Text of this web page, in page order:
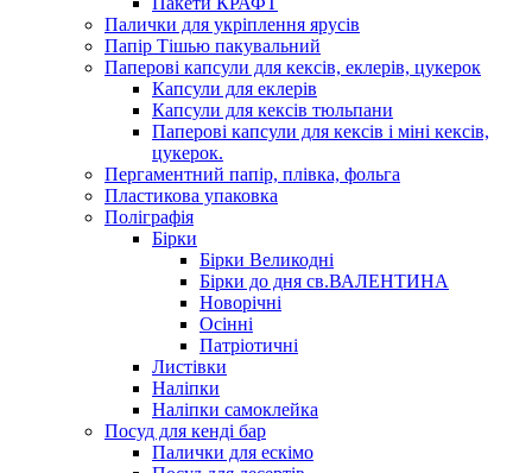
Палички для укріплення ярусів
Папір Тішью пакувальний
Паперові капсули для кексів, еклерів, цукерок
Капсули для еклерів
Капсули для кексів тюльпани
Паперові капсули для кексів і міні кексів,
цукерок.
Пергаментний папір, плівка, фольга
Пластикова упаковка
Поліграфія
Бірки
Бірки Великодні
Бірки до дня св.ВАЛЕНТИНА
Новорічні
Осінні
Патріотичні
Листівки
Наліпки
Наліпки самоклейка
Посуд для кенді бар
Палички для ескімо